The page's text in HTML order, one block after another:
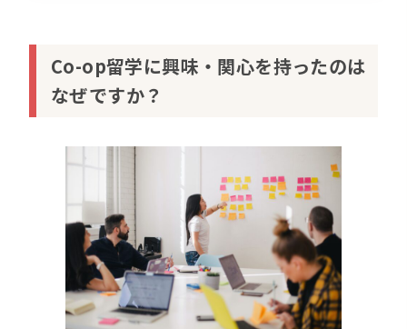
Co-op留学に興味・関心を持ったのは
なぜですか？